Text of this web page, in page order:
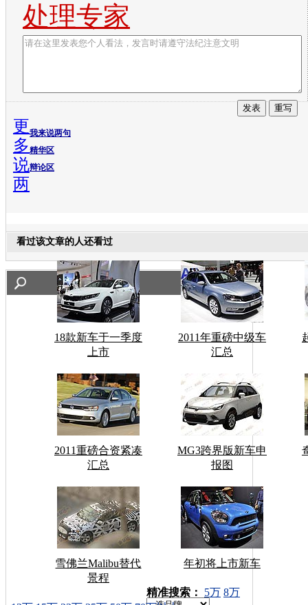
处理专家
我来说两句
精华区
辩论区
更
多
说
两
看过该文章的人还看过
18款新车于一季度
上市
2011年重磅中级车
汇总
2011重磅合资紧凑
汇总
MG3跨界版新车申
报图
雪佛兰Malibu替代
景程
年初将上市新车
车型搜索：
精准搜索： 5万 8万